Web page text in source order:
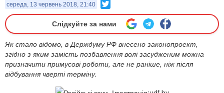
середа, 13 червень 2018, 21:40
Слідкуйте за нами
Як стало відомо, в Держдуму РФ внесено законопроект,
згідно з яким замість позбавлення волі засудженим можна
призначити примусові роботи, але не раніше, ніж після
відбування чверті терміну.